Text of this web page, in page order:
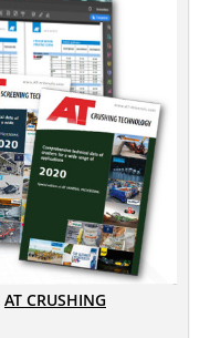
AT CRUSHING